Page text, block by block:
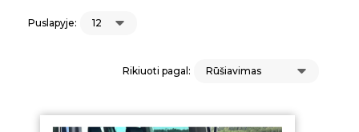
Puslapyje:
Rikiuoti pagal: